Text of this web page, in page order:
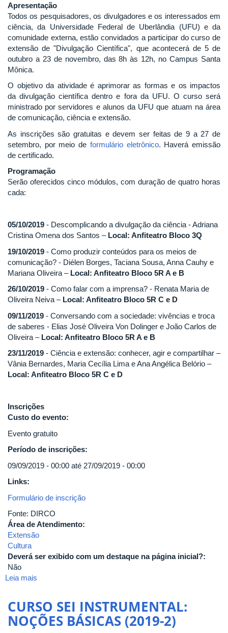
Apresentação
Todos os pesquisadores, os divulgadores e os interessados em
ciência, da Universidade Federal de Uberlândia (UFU) e da
comunidade externa, estão convidados a participar do curso de
extensão de "Divulgação Científica", que acontecerá de 5 de
outubro a 23 de novembro, das 8h às 12h, no Campus Santa
Mônica.
O objetivo da atividade é aprimorar as formas e os impactos
da divulgação científica dentro e fora da UFU. O curso será
ministrado por servidores e alunos da UFU que atuam na área
de comunicação, ciência e extensão.
As inscrições são gratuitas e devem ser feitas de 9 a 27 de
setembro, por meio de formulário eletrônico. Haverá emissão
de certificado.
Programação
Serão oferecidos cinco módulos, com duração de quatro horas
cada:
05/10/2019 - Descomplicando a divulgação da ciência - Adriana
Cristina Omena dos Santos – Local: Anfiteatro Bloco 3Q
19/10/2019 - Como produzir conteúdos para os meios de
comunicação? - Diélen Borges, Taciana Sousa, Anna Cauhy e
Mariana Oliveira – Local: Anfiteatro Bloco 5R A e B
26/10/2019 - Como falar com a imprensa? - Renata Maria de
Oliveira Neiva – Local: Anfiteatro Bloco 5R C e D
09/11/2019 - Conversando com a sociedade: vivências e troca
de saberes - Elias José Oliveira Von Dolinger e João Carlos de
Oliveira – Local: Anfiteatro Bloco 5R A e B
23/11/2019 - Ciência e extensão: conhecer, agir e compartilhar –
Vânia Bernardes, Maria Cecília Lima e Ana Angélica Belório –
Local: Anfiteatro Bloco 5R C e D
Inscrições
Custo do evento:
Evento gratuito
Período de inscrições:
09/09/2019 - 00:00 até 27/09/2019 - 00:00
Links:
Formulário de inscrição
Fonte: DIRCO
Área de Atendimento:
Extensão
Cultura
Deverá ser exibido com um destaque na página inicial?:
Não
Leia mais
Extensão
"Divulgação
CURSO SEI INSTRUMENTAL:
NOÇÕES BÁSICAS (2019-2)